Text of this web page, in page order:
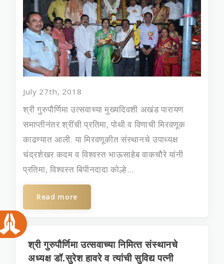
July 27th, 2018
श्री गुरुपौर्णिमा उत्सवाच्या मुख्यदिवशी अखंड पारायण
समाप्तीनंतर श्रींची प्रतिमा, पोथी व विणाची मिरवणूक
काढण्यात आली. या मिरवणूकीत संस्थानचे उपाध्‍यक्ष
चंद्रशेखर कदम व विश्‍वस्‍त भाऊसाहेब वाकचौरे यांनी
प्रतिमा, विश्वस्त बिपीनदादा कोल्हे...
Read more
श्री गुरुपौर्णिमा उत्‍सवाच्‍या निमित्‍त संस्‍थानचे
अध्‍यक्ष डॉ.सुरेश हावरे व त्‍यांची सुविद्य पत्‍नी